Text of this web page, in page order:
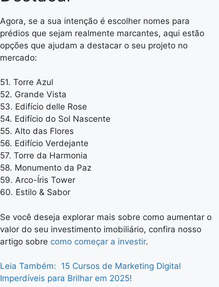
Agora, se a sua intenção é escolher nomes para
prédios que sejam realmente marcantes, aqui estão
opções que ajudam a destacar o seu projeto no
mercado:
51. Torre Azul
52. Grande Vista
53. Edifício delle Rose
54. Edifício do Sol Nascente
55. Alto das Flores
56. Edifício Verdejante
57. Torre da Harmonia
58. Monumento da Paz
59. Arco-Íris Tower
60. Estilo & Sabor
Se você deseja explorar mais sobre como aumentar o
valor do seu investimento imobiliário, confira nosso
artigo sobre como começar a investir.
Leia Também: 15 Cursos de Marketing Digital
Imperdíveis para Brilhar em 2025!